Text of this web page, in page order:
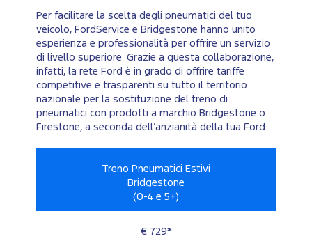
Per facilitare la scelta degli pneumatici del tuo
veicolo, FordService e Bridgestone hanno unito
esperienza e professionalità per offrire un servizio
di livello superiore. Grazie a questa collaborazione,
infatti, la rete Ford è in grado di offrire tariffe
competitive e trasparenti su tutto il territorio
nazionale per la sostituzione del treno di
pneumatici con prodotti a marchio Bridgestone o
Firestone, a seconda dell’anzianità della tua Ford.
Treno Pneumatici Estivi
Bridgestone
(0-4 e 5+)
€ 729*